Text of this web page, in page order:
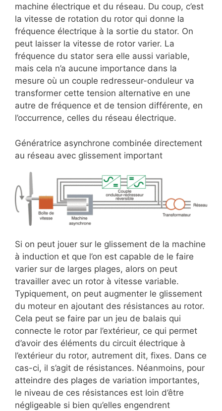
machine électrique et du réseau. Du coup, c’est
la vitesse de rotation du rotor qui donne la
fréquence électrique à la sortie du stator. On
peut laisser la vitesse de rotor varier. La
fréquence du stator sera elle aussi variable,
mais cela n’a aucune importance dans la
mesure où un couple redresseur-onduleur va
transformer cette tension alternative en une
autre de fréquence et de tension différente, en
l’occurrence, celles du réseau électrique.
Génératrice asynchrone combinée directement
au réseau avec glissement important
Si on peut jouer sur le glissement de la machine
à induction et que l’on est capable de le faire
varier sur de larges plages, alors on peut
travailler avec un rotor à vitesse variable.
Typiquement, on peut augmenter le glissement
du moteur en ajoutant des résistances au rotor.
Cela peut se faire par un jeu de balais qui
connecte le rotor par l’extérieur, ce qui permet
d’avoir des éléments du circuit électrique à
l’extérieur du rotor, autrement dit, fixes. Dans ce
cas-ci, il s’agit de résistances. Néanmoins, pour
atteindre des plages de variation importantes,
le niveau de ces résistances est loin d’être
négligeable si bien qu’elles engendrent